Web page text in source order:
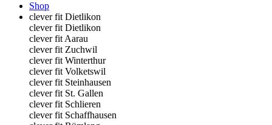
Shop
clever fit Dietlikon
clever fit Dietlikon
clever fit Aarau
clever fit Zuchwil
clever fit Winterthur
clever fit Volketswil
clever fit Steinhausen
clever fit St. Gallen
clever fit Schlieren
clever fit Schaffhausen